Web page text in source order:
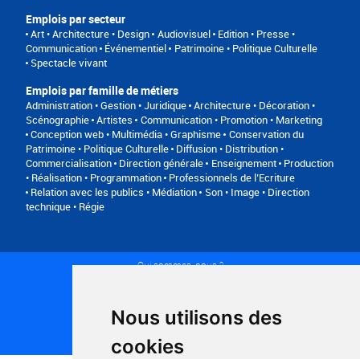
Nous utilisons des
cookies
Emplois par secteur
Art • Architecture • Design Audiovisuel Edition • Presse •
Communication Événementiel
Patrimoine • Politique Culturelle
Spectacle vivant
Emplois par famille de métiers
Administration • Gestion • Juridique Architecture • Décoration •
Scénographie Artistes
Communication • Promotion • Marketing
Conception web • Multimédia • Graphisme Conservation du
Patrimoine • Politique Culturelle Diffusion • Distribution •
Commercialisation Direction générale Enseignement Production
• Réalisation • Programmation Professionnels de l’Ecriture
Relation avec les publics • Médiation
Son • Image • Direction
technique • Régie
Qui sommes-nous ?
Plan du site
FAQ recruteurs
FAQ